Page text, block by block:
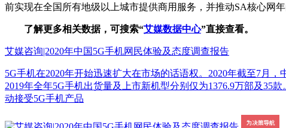
前实现在全国所有地级以上城市提供商用服务，并推动SA核心网年
了解更多相关数据，可搜索“艾媒数据中心”直接查看。
艾媒咨询|2020年中国5G手机网民体验及态度调查报告
5G手机在2020年开始迅速扩大在市场的话语权。2020年截至7月
2019年全年5G手机出货量及上市新机型分别仅为1376.9万部及35
动接受5G手机产品